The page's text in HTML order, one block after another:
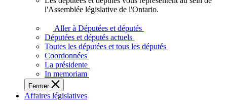
députés
vous
représentent
sein
de
l'Assemblée
législative
l'Assemblée législative de l'Ontario.
Aller à Députées et députés
Députées et députés actuels
Toutes les députées et tous les députés
Coordonnées
La présidente
In memoriam
Fermer
Affaires législatives